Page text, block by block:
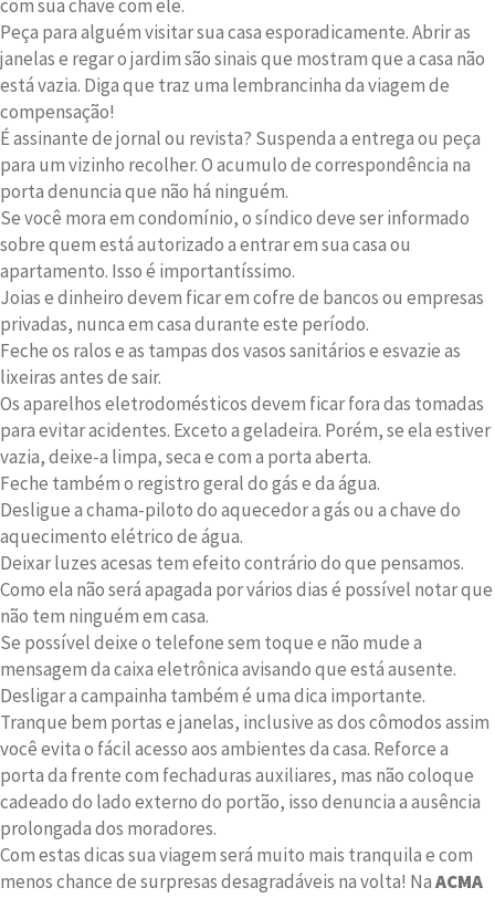
com sua chave com ele.
Peça para alguém visitar sua casa esporadicamente. Abrir as
janelas e regar o jardim são sinais que mostram que a casa não
está vazia. Diga que traz uma lembrancinha da viagem de
compensação!
É assinante de jornal ou revista? Suspenda a entrega ou peça
para um vizinho recolher. O acumulo de correspondência na
porta denuncia que não há ninguém.
Se você mora em condomínio, o síndico deve ser informado
sobre quem está autorizado a entrar em sua casa ou
apartamento. Isso é importantíssimo.
Joias e dinheiro devem ficar em cofre de bancos ou empresas
privadas, nunca em casa durante este período.
Feche os ralos e as tampas dos vasos sanitários e esvazie as
lixeiras antes de sair.
Os aparelhos eletrodomésticos devem ficar fora das tomadas
para evitar acidentes. Exceto a geladeira. Porém, se ela estiver
vazia, deixe-a limpa, seca e com a porta aberta.
Feche também o registro geral do gás e da água.
Desligue a chama-piloto do aquecedor a gás ou a chave do
aquecimento elétrico de água.
Deixar luzes acesas tem efeito contrário do que pensamos.
Como ela não será apagada por vários dias é possível notar que
não tem ninguém em casa.
Se possível deixe o telefone sem toque e não mude a
mensagem da caixa eletrônica avisando que está ausente.
Desligar a campainha também é uma dica importante.
Tranque bem portas e janelas, inclusive as dos cômodos assim
você evita o fácil acesso aos ambientes da casa. Reforce a
porta da frente com fechaduras auxiliares, mas não coloque
cadeado do lado externo do portão, isso denuncia a ausência
prolongada dos moradores.
Com estas dicas sua viagem será muito mais tranquila e com
menos chance de surpresas desagradáveis na volta! NaACMA